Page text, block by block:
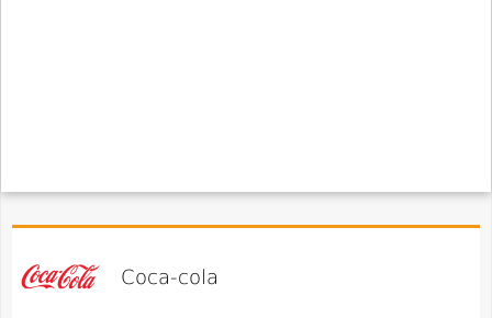
Coca-cola